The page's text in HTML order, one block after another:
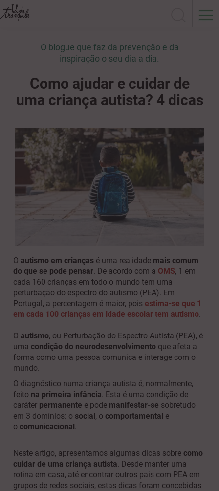
O blogue que faz da prevenção e da
inspiração o seu dia a dia.
Como ajudar e cuidar de
uma criança autista? 4 dicas
O autismo em crianças é uma realidade mais comum
do que se pode pensar. De acordo com a OMS, 1 em
cada 160 crianças em todo o mundo tem uma
perturbação do espectro do autismo (PEA). Em
Portugal, a percentagem é maior, pois estima-se que 1
em cada 100 crianças em idade escolar tem autismo.
O autismo, ou Perturbação do Espectro Autista (PEA), é
uma condição do neurodesenvolvimento que afeta a
forma como uma pessoa comunica e interage com o
mundo.
O diagnóstico numa criança autista é, normalmente,
feito na primeira infância. Esta é uma condição de
caráter permanente e pode manifestar-se sobretudo
em 3 domínios: o social , o comportamental e
o comunicacional .
Neste artigo, apresentamos algumas dicas sobre como
cuidar de uma criança autista. Desde manter uma
rotina em casa, até encontrar outros pais com PEA em
grupos de redes sociais, estas dicas foram concebidas